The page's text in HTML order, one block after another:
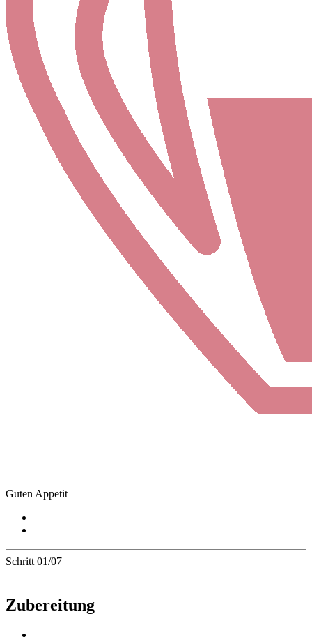
Guten Appetit
Schritt 01/07
Zubereitung